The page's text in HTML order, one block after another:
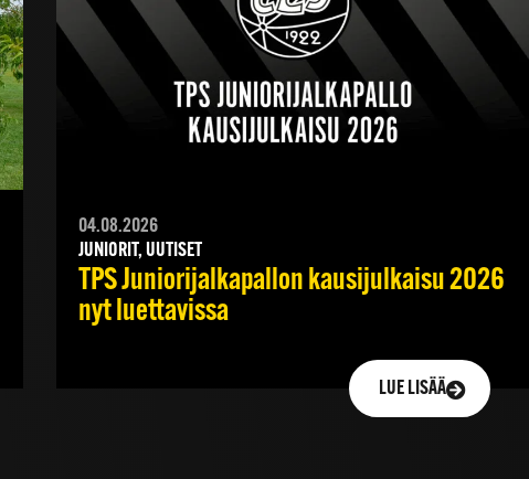
04.08.2026
JUNIORIT, UUTISET
TPS Juniorijalkapallon kausijulkaisu 2026
nyt luettavissa
LUE LISÄÄ